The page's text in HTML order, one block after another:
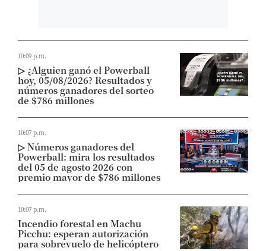
10:09 p.m.
▷ ¿Alguien ganó el Powerball
hoy, 05/08/2026? Resultados y
números ganadores del sorteo
de $786 millones
10:07 p.m.
▷ Números ganadores del
Powerball: mira los resultados
del 05 de agosto 2026 con
premio mayor de $786 millones
10:07 p.m.
Incendio forestal en Machu
Picchu: esperan autorización
para sobrevuelo de helicóptero